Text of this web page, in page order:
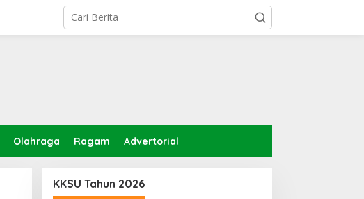
Olahraga Ragam Advertorial
KKSU Tahun 2026